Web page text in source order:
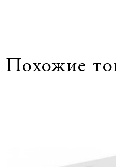
Похожие